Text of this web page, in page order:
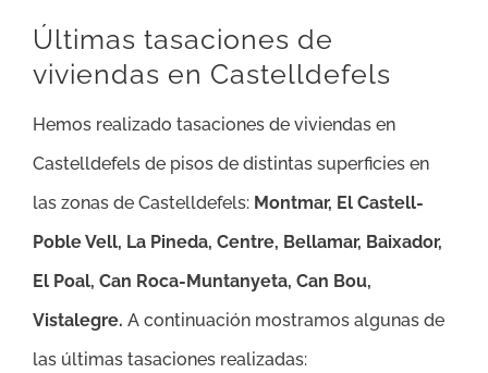
Últimas tasaciones de
viviendas en Castelldefels
Hemos realizado tasaciones de viviendas en
Castelldefels de pisos de distintas superficies en
las zonas de Castelldefels: Montmar, El Castell-
Poble Vell, La Pineda, Centre, Bellamar, Baixador,
El Poal, Can Roca-Muntanyeta, Can Bou,
Vistalegre. A continuación mostramos algunas de
las últimas tasaciones realizadas: